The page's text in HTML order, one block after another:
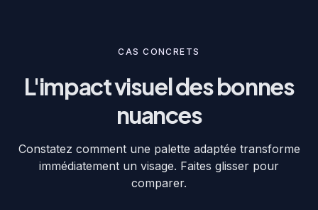
CAS CONCRETS
L'impact visuel des bonnes
nuances
Constatez comment une palette adaptée transforme
immédiatement un visage. Faites glisser pour
comparer.